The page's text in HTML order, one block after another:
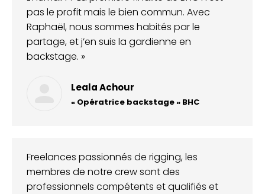
pas le profit mais le bien commun. Avec
Raphaël, nous sommes habités par le
partage, et j’en suis la gardienne en
backstage. »
Leala Achour
« Opératrice backstage » BHC
Freelances passionnés de rigging, les
membres de notre crew sont des
professionnels compétents et qualifiés et